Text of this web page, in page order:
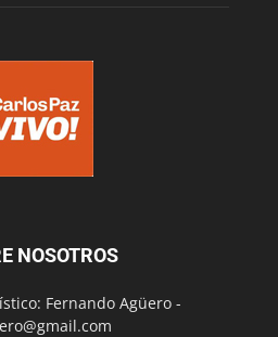
NOSOTROS
Fernando Agüero -